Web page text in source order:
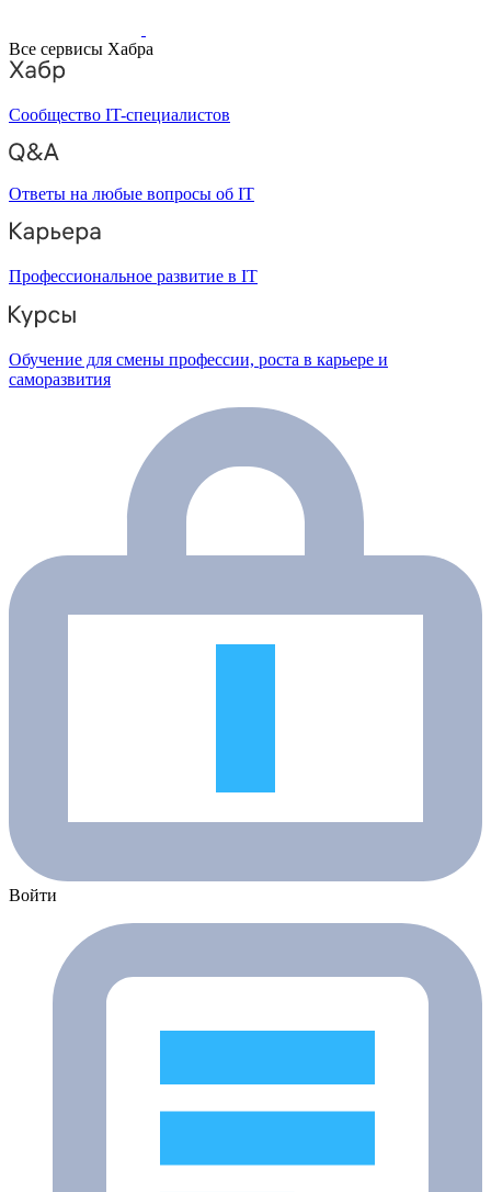
Все сервисы Хабра
Сообщество IT-специалистов
Ответы на любые вопросы об IT
Профессиональное развитие в IT
Обучение для смены профессии, роста в карьере и
саморазвития
Войти